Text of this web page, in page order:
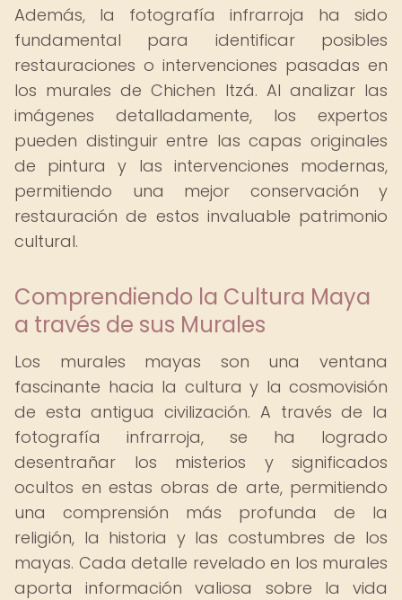
Además, la fotografía infrarroja ha sido
fundamental para identificar posibles
restauraciones o intervenciones pasadas en
los murales de Chichen Itzá. Al analizar las
imágenes detalladamente, los expertos
pueden distinguir entre las capas originales
de pintura y las intervenciones modernas,
permitiendo una mejor conservación y
restauración de estos invaluable patrimonio
cultural.
Comprendiendo la Cultura Maya
a través de sus Murales
Los murales mayas son una ventana
fascinante hacia la cultura y la cosmovisión
de esta antigua civilización. A través de la
fotografía infrarroja, se ha logrado
desentrañar los misterios y significados
ocultos en estas obras de arte, permitiendo
una comprensión más profunda de la
religión, la historia y las costumbres de los
mayas. Cada detalle revelado en los murales
aporta información valiosa sobre la vida